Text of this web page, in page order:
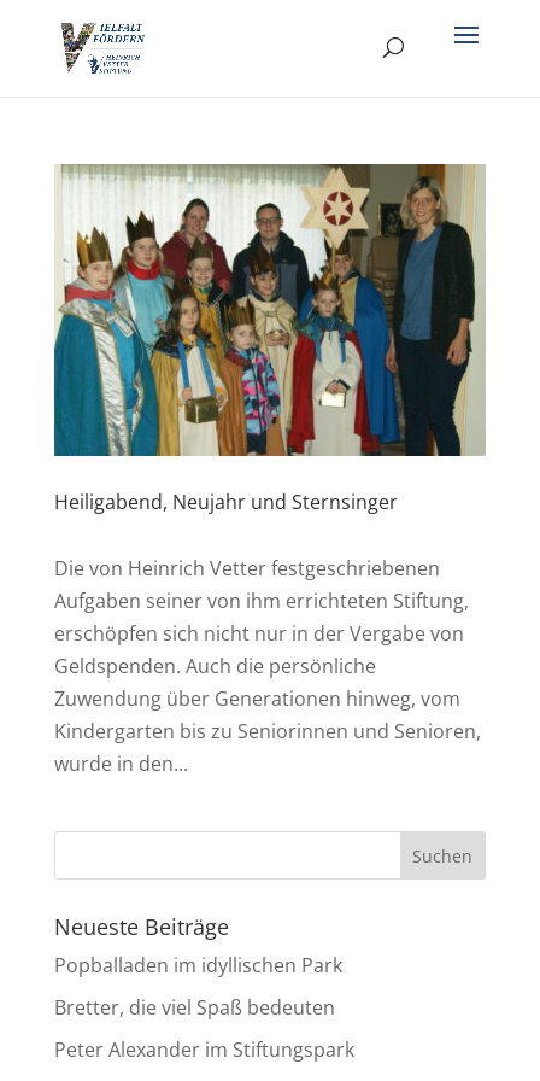
Heiligabend, Neujahr und Sternsinger
Die von Heinrich Vetter festgeschriebenen
Aufgaben seiner von ihm errichteten Stiftung,
erschöpfen sich nicht nur in der Vergabe von
Geldspenden. Auch die persönliche
Zuwendung über Generationen hinweg, vom
Kindergarten bis zu Seniorinnen und Senioren,
wurde in den...
Neueste Beiträge
Popballaden im idyllischen Park
Bretter, die viel Spaß bedeuten
Peter Alexander im Stiftungspark